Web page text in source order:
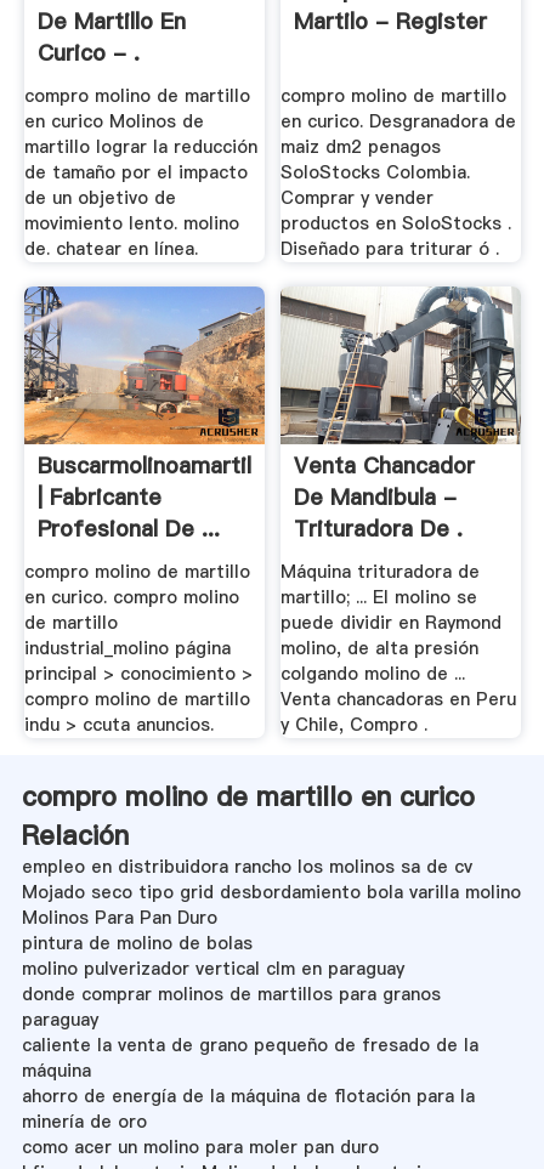
De Martillo En
Curico - .
compro molino de martillo
en curico Molinos de
martillo lograr la reducción
de tamaño por el impacto
de un objetivo de
movimiento lento. molino
de. chatear en línea.
Martilo - Register
compro molino de martillo
en curico. Desgranadora de
maiz dm2 penagos
SoloStocks Colombia.
Comprar y vender
productos en SoloStocks .
Diseñado para triturar ó .
Buscarmolinoamartillo
| Fabricante
Profesional De ...
compro molino de martillo
en curico. compro molino
de martillo
industrial_molino página
principal > conocimiento >
compro molino de martillo
indu > ccuta anuncios.
Venta Chancador
De Mandibula -
Trituradora De .
Máquina trituradora de
martillo; ... El molino se
puede dividir en Raymond
molino, de alta presión
colgando molino de ...
Venta chancadoras en Peru
y Chile, Compro .
compro molino de martillo en curico
Relación
empleo en distribuidora rancho los molinos sa de cv
Mojado seco tipo grid desbordamiento bola varilla molino
Molinos Para Pan Duro
pintura de molino de bolas
molino pulverizador vertical clm en paraguay
donde comprar molinos de martillos para granos
paraguay
caliente la venta de grano pequeño de fresado de la
máquina
ahorro de energía de la máquina de flotación para la
minería de oro
como acer un molino para moler pan duro